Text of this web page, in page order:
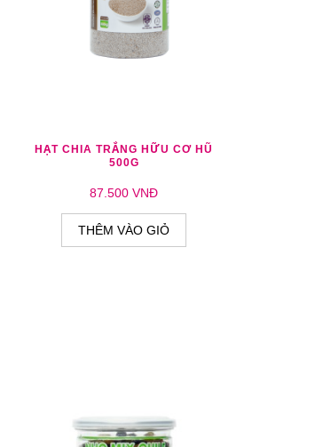
THÊM YÊU THÍCH THÊM SO SÁNH
HẠT CHIA TRẮNG HỮU CƠ HŨ
500G
87.500 VNĐ
THÊM VÀO GIỎ